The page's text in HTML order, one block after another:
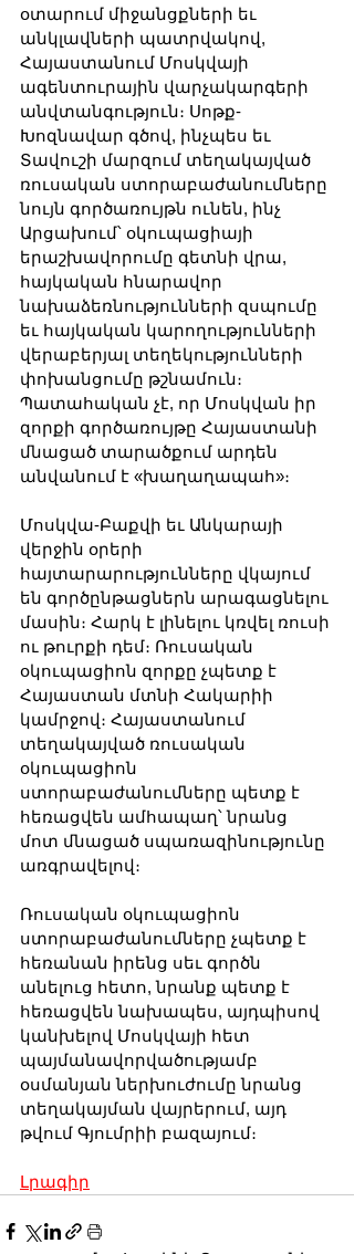
օտարում միջանցքների եւ
անկլավների պատրվակով,
Հայաստանում Մոսկվայի
ագենտուրային վարչակարգերի
անվտանգություն։ Սոթք-
Խոզնավար գծով, ինչպես եւ
Տավուշի մարզում տեղակայված
ռուսական ստորաբաժանումները
նույն գործառույթն ունեն, ինչ
Արցախում՝ օկուպացիայի
երաշխավորումը գետնի վրա,
հայկական հնարավոր
նախաձեռնությունների զսպումը
եւ հայկական կարողությունների
վերաբերյալ տեղեկությունների
փոխանցումը թշնամուն։
Պատահական չէ, որ Մոսկվան իր
զորքի գործառույթը Հայաստանի
մնացած տարածքում արդեն
անվանում է «խաղաղապահ»։
Մոսկվա-Բաքվի եւ Անկարայի
վերջին օրերի
հայտարարությունները վկայում
են գործընթացներն արագացնելու
մասին։ Հարկ է լինելու կռվել ռուսի
ու թուրքի դեմ։ Ռուսական
օկուպացիոն զորքը չպետք է
Հայաստան մտնի Հակարիի
կամրջով։ Հայաստանում
տեղակայված ռուսական
օկուպացիոն
ստորաբաժանումները պետք է
հեռացվեն ամհապաղ՝ նրանց
մոտ մնացած սպառազինությունը
առգրավելով։
Ռուսական օկուպացիոն
ստորաբաժանումները չպետք է
հեռանան իրենց սեւ գործն
անելուց հետո, նրանք պետք է
հեռացվեն նախապես, այդպիսով
կանխելով Մոսկվայի հետ
պայմանավորվածությամբ
օսմանյան ներխուժումը նրանց
տեղակայման վայրերում, այդ
թվում Գյումրիի բազայում։
Լրագիր